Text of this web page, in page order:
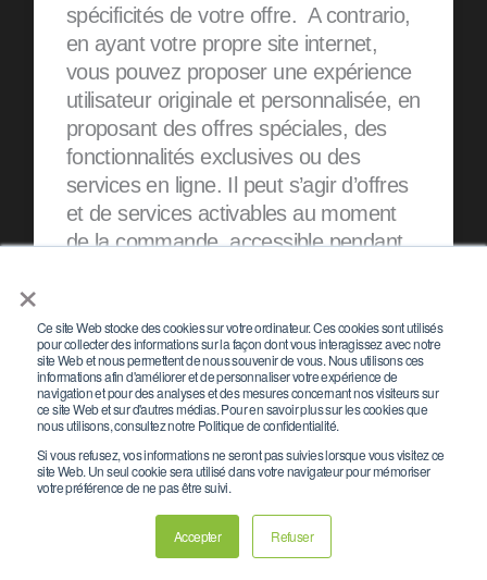
×
Ce site Web stocke des cookies sur votre ordinateur. Ces cookies sont utilisés
pour collecter des informations sur la façon dont vous interagissez avec notre
site Web et nous permettent de nous souvenir de vous. Nous utilisons ces
informations afin d'améliorer et de personnaliser votre expérience de
navigation et pour des analyses et des mesures concernant nos visiteurs sur
ce site Web et sur d'autres médias. Pour en savoir plus sur les cookies que
nous utilisons, consultez notre Politique de confidentialité.
Si vous refusez, vos informations ne seront pas suivies lorsque vous visitez ce
site Web. Un seul cookie sera utilisé dans votre navigateur pour mémoriser
votre préférence de ne pas être suivi.
Accepter Refuser
spécificités de votre offre. A contrario,
en ayant votre propre site internet,
vous pouvez proposer une expérience
utilisateur originale et personnalisée, en
proposant des offres spéciales, des
fonctionnalités exclusives ou des
services en ligne. Il peut s’agir d’offres
et de services activables au moment
de la commande, accessible pendant
services additionnels tels que des
forfaits spa, des excursions et d’autres
activités directement en ligne.
Pareillement, votre site peut permettre
de réaliser des réservations de
groupes pour des événements:
séminaires, mariages etc. Autant de
parcours qui permettent en plus de
maximiser les revenus. Plus